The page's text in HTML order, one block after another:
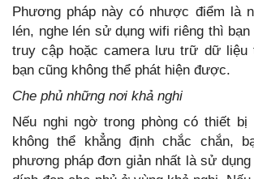
Phương pháp này có nhược điểm là
lén, nghe lén sử dụng wifi riêng thì
truy cập hoặc camera lưu trữ dữ liệu
bạn cũng không thể phát hiện được.
Che phủ những nơi khả nghi
Nếu nghi ngờ trong phòng có thiết bị
không thể khẳng định chắc chắn,
phương pháp đơn giản nhất là sử dụng